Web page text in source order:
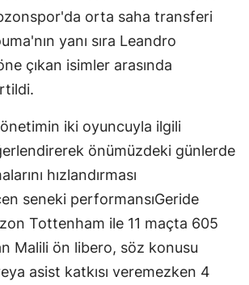
orta saha transferi
yanı sıra Leandro
çıkan isimler arasında
iki oyuncuyla ilgili
önümüzdeki günlerde
hızlandırması
seneki performansıGeride
Tottenham ile 11 maçta 605
Malili ön libero, söz konusu
asist katkısı veremezken 4